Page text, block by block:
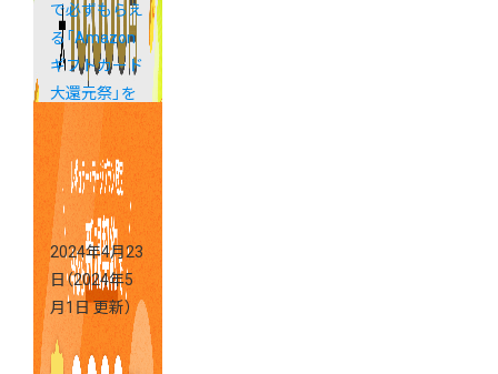
で必ずもらえ
る「Amazon
ギフトカード
大還元祭」を
販促に活用し
ましょう！
2024年4月23
日 （2024年5
月1日 更新）